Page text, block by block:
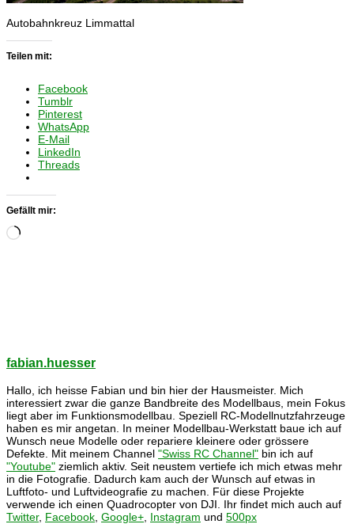
Autobahnkreuz Limmattal
Teilen mit:
Facebook
Tumblr
Pinterest
WhatsApp
E-Mail
LinkedIn
Threads
Gefällt mir:
Wird
fabian.huesser
Hallo, ich heisse Fabian und bin hier der Hausmeister. Mich
interessiert zwar die ganze Bandbreite des Modellbaus, mein Fokus
liegt aber im Funktionsmodellbau. Speziell RC-Modellnutzfahrzeuge
haben es mir angetan. In meiner Modellbau-Werkstatt baue ich auf
Wunsch neue Modelle oder repariere kleinere oder grössere
Defekte. Mit meinem Channel "Swiss RC Channel" bin ich auf
"Youtube" ziemlich aktiv. Seit neustem vertiefe ich mich etwas mehr
in die Fotografie. Dadurch kam auch der Wunsch auf etwas in
Luftfoto- und Luftvideografie zu machen. Für diese Projekte
verwende ich einen Quadrocopter von DJI. Ihr findet mich auch auf
Twitter, Facebook Google+ Instagram und 500px